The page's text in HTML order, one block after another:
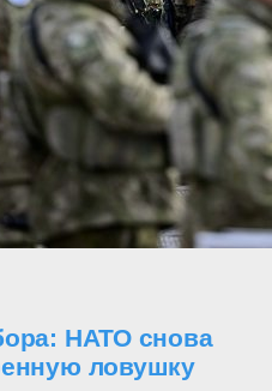
НАТО снова
ловушку